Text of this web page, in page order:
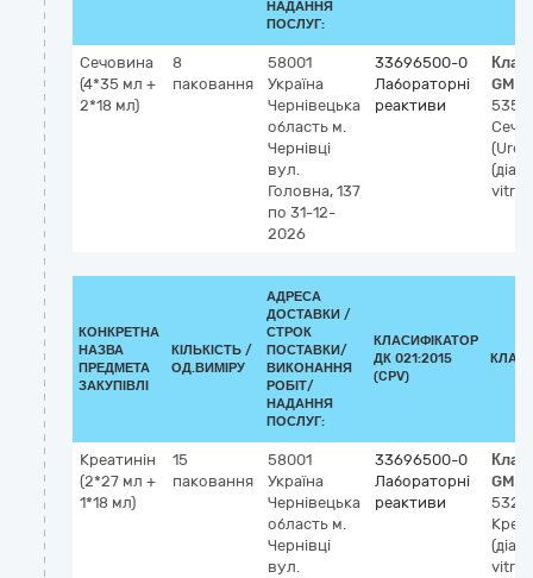
НАДАННЯ
ПОСЛУГ:
Сечовина
(4*35 мл +
2*18 мл)
8
паковання
58001
Україна
Чернівецька
область м.
Чернівці
вул.
Головна, 137
по 31-12-
2026
33696500-0
Лабораторні
реактиви
КОНКРЕТНА
НАЗВА
ПРЕДМЕТА
ЗАКУПІВЛІ
КІЛЬКІСТЬ /
ОД.ВИМІРУ
АДРЕСА
ДОСТАВКИ /
СТРОК
ПОСТАВКИ/
ВИКОНАННЯ
РОБІТ/
НАДАННЯ
ПОСЛУГ:
КЛАСИФІКАТОР
ДК 021:2015
(CPV)
Креатинін
(2*27 мл +
1*18 мл)
15
паковання
58001
Україна
Чернівецька
область м.
Чернівці
вул.
33696500-0
Лабораторні
реактиви